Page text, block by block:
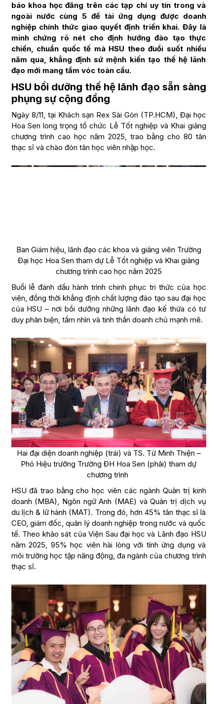
báo khoa học đăng trên các tạp chí uy tín trong và
ngoài nước cùng 5 đề tài ứng dụng được doanh
nghiệp chính thức giao quyết định triển khai. Đây là
minh chứng rõ nét cho định hướng đào tạo thực
chiến, chuẩn quốc tế mà HSU theo đuổi suốt nhiều
năm qua, khẳng định sứ mệnh kiến tạo thế hệ lãnh
đạo mới mang tầm vóc toàn cầu.
HSU bồi dưỡng thế hệ lãnh đạo sẵn sàng
phụng sự cộng đồng
Ngày 8/11, tại Khách sạn Rex Sài Gòn (TP.HCM), Đại học
Hoa Sen long trọng tổ chức Lễ Tốt nghiệp và Khai giảng
chương trình cao học năm 2025, trao bằng cho 80 tân
thạc sĩ và chào đón tân học viên nhập học.
Ban Giám hiệu, lãnh đạo các khoa và giảng viên Trường
Đại học Hoa Sen tham dự Lễ Tốt nghiệp và Khai giảng
chương trình cao học năm 2025
Buổi lễ đánh dấu hành trình chinh phục tri thức của học
viên, đồng thời khẳng định chất lượng đào tạo sau đại học
của HSU – nơi bồi dưỡng những lãnh đạo kế thừa có tư
duy phản biện, tầm nhìn và tinh thần doanh chủ mạnh mẽ.
Hai đại diện doanh nghiệp (trái) và TS. Từ Minh Thiện –
Phó Hiệu trưởng Trường ĐH Hoa Sen (phải) tham dự
chương trình
HSU đã trao bằng cho học viên các ngành Quản trị kinh
doanh (MBA), Ngôn ngữ Anh (MAE) và Quản trị dịch vụ
du lịch & lữ hành (MAT). Trong đó, hơn 45% tân thạc sĩ là
CEO, giám đốc, quản lý doanh nghiệp trong nước và quốc
tế. Theo khảo sát của Viện Sau đại học và Lãnh đạo HSU
năm 2025, 95% học viên hài lòng với tính ứng dụng và
môi trường học tập năng động, đa ngành của chương trình
thạc sĩ.